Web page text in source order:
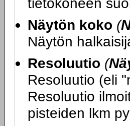
Näytön koko (
Näytön
Resoluutio (
Resoluutio (eli
Resoluutio
pisteiden lkm